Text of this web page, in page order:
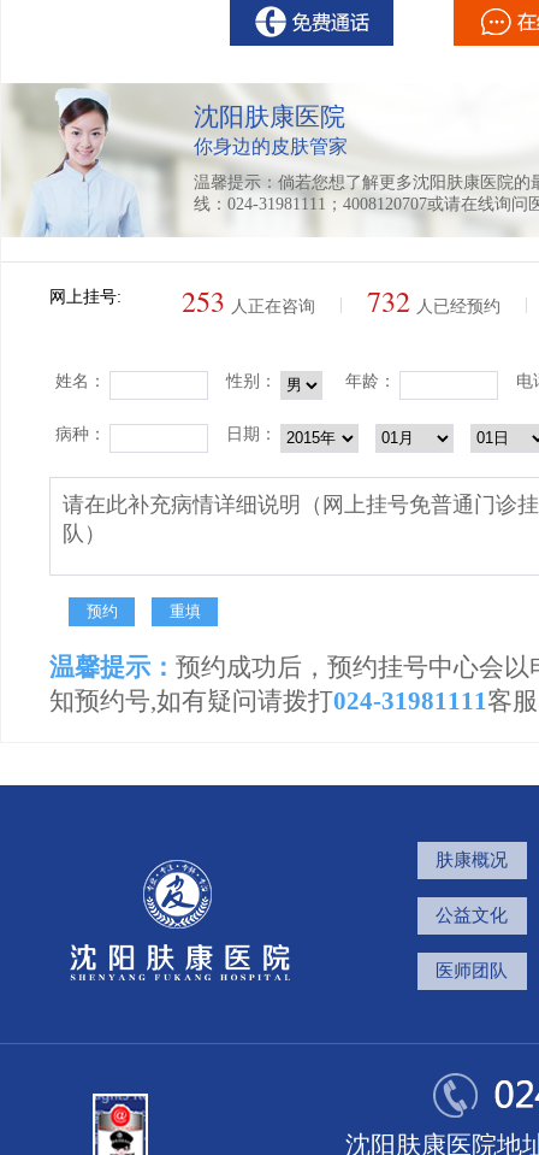
沈阳肤康医院
你身边的皮肤管家
温馨提示：倘若您想了解更多沈阳肤康医院
线：024-31981111；4008120707或请在线询问
网上挂号: 253 人正在咨询 732 人已经预约
姓名： 性别： 年龄： 电
病种： 日期：
温馨提示： 预约成功后，预约挂号中心会
知预约号,如有疑问请拨打024-31981111客
肤康概况
公益文化
医师团队
沈阳肤康医院地